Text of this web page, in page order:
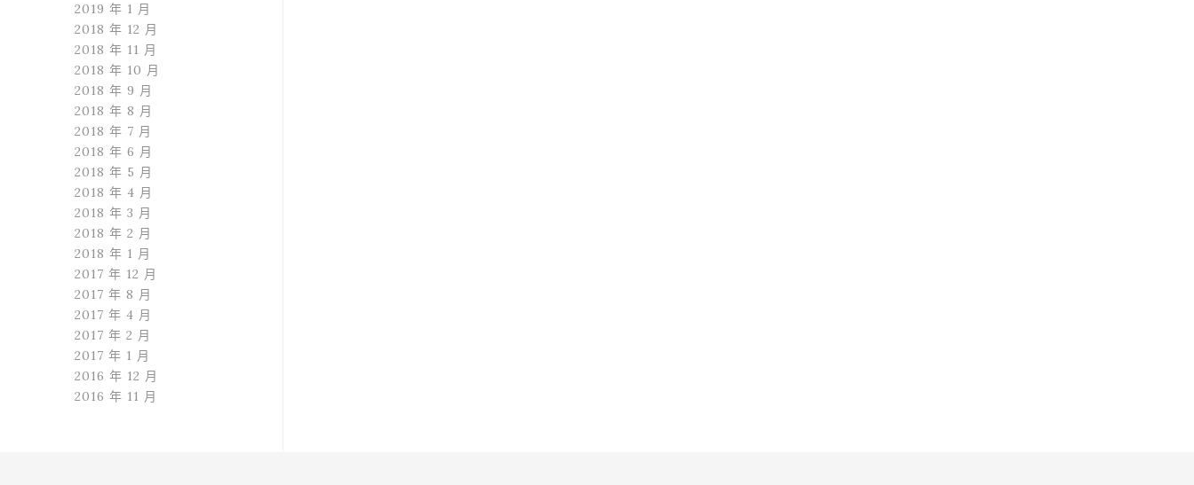
2019 年 1 月
2018 年 12 月
2018 年 11 月
2018 年 10 月
2018 年 9 月
2018 年 8 月
2018 年 7 月
2018 年 6 月
2018 年 5 月
2018 年 4 月
2018 年 3 月
2018 年 2 月
2018 年 1 月
2017 年 12 月
2017 年 8 月
2017 年 4 月
2017 年 2 月
2017 年 1 月
2016 年 12 月
2016 年 11 月